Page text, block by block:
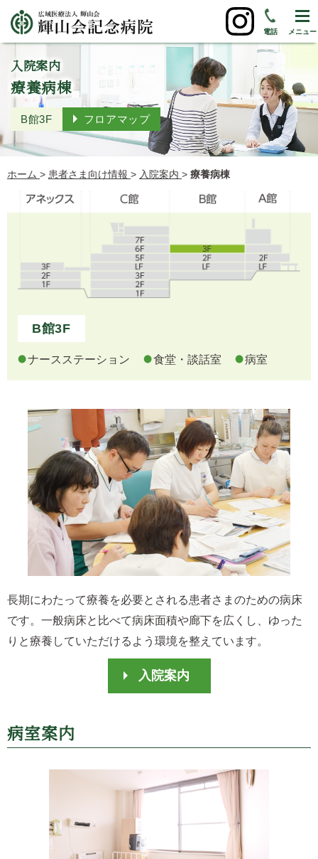
メニュー
電話
入院案内
療養病棟
B館3F フロアマップ
ホーム > 患者さま向け情報 > 入院案内 > 療養病棟
B館3F
ナースステーション 食堂・談話室 病室
長期にわたって療養を必要とされる患者さまのための病床
です。一般病床と比べて病床面積や廊下を広くし、ゆった
りと療養していただけるよう環境を整えています。
入院案内
病室案内